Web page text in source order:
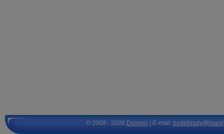
© 2008 - 2026 Domino | E-mail: